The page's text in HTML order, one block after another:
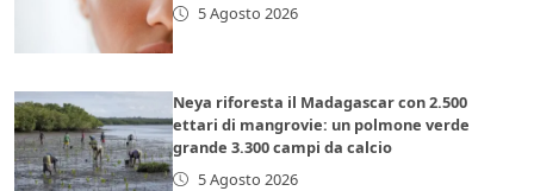
5 Agosto 2026
Neya riforesta il Madagascar con 2.500
ettari di mangrovie: un polmone verde
grande 3.300 campi da calcio
5 Agosto 2026